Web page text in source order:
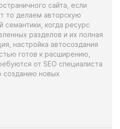
сайта, если
то делаем авторскую
семантики, когда ресурс
разделов и их полная
настройка автосоздания
готов к расширению,
от SEO специалиста
созданию новых